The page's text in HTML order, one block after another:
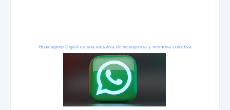
Guaicaipuro Digital es una iniciativa de insurgencia y memoria colectiva